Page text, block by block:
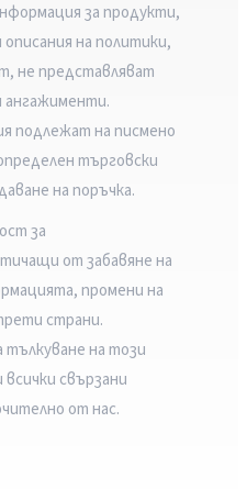
за продукти,
описания на политики,
не представляват
подлежат на писмено
търговски
на поръчка.
за
от забавяне на
промени на
страни.
на този
свързани
от нас.